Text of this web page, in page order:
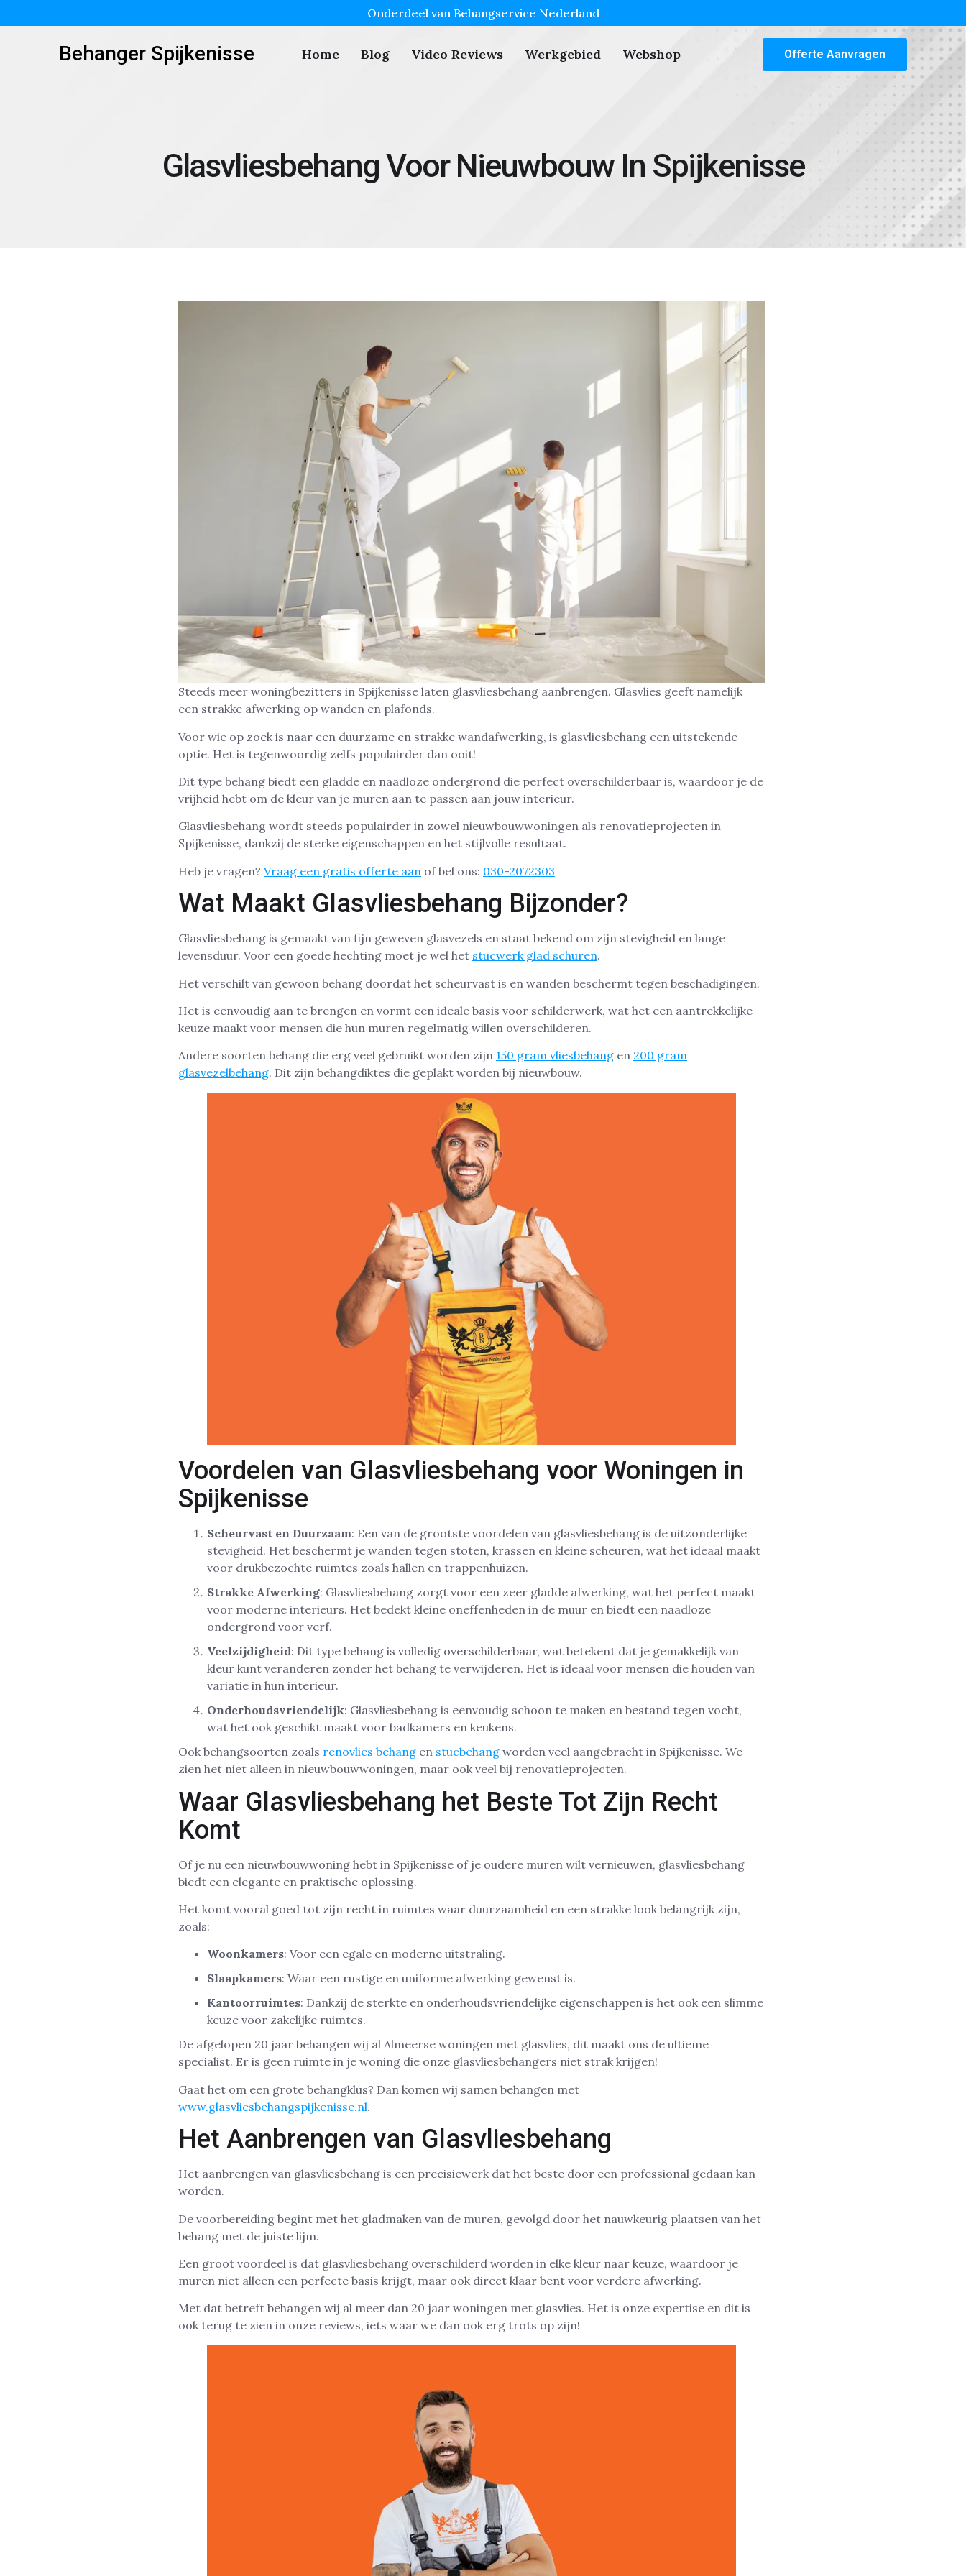
Onderdeel van Behangservice Nederland
Behanger Spijkenisse Home Blog Video Reviews Werkgebied Webshop Offerte Aanvragen
Glasvliesbehang Voor Nieuwbouw In Spijkenisse
Steeds meer woningbezitters in Spijkenisse laten glasvliesbehang aanbrengen. Glasvlies geeft namelijk
een strakke afwerking op wanden en plafonds.
Voor wie op zoek is naar een duurzame en strakke wandafwerking, is glasvliesbehang een uitstekende
optie. Het is tegenwoordig zelfs populairder dan ooit!
Dit type behang biedt een gladde en naadloze ondergrond die perfect overschilderbaar is, waardoor je de
vrijheid hebt om de kleur van je muren aan te passen aan jouw interieur.
Glasvliesbehang wordt steeds populairder in zowel nieuwbouwwoningen als renovatieprojecten in
Spijkenisse, dankzij de sterke eigenschappen en het stijlvolle resultaat.
Heb je vragen? Vraag een gratis offerte aan of bel ons: 030-2072303
Wat Maakt Glasvliesbehang Bijzonder?
Glasvliesbehang is gemaakt van fijn geweven glasvezels en staat bekend om zijn stevigheid en lange
levensduur. Voor een goede hechting moet je wel het stucwerk glad schuren.
Het verschilt van gewoon behang doordat het scheurvast is en wanden beschermt tegen beschadigingen.
Het is eenvoudig aan te brengen en vormt een ideale basis voor schilderwerk, wat het een aantrekkelijke
keuze maakt voor mensen die hun muren regelmatig willen overschilderen.
Andere soorten behang die erg veel gebruikt worden zijn 150 gram vliesbehang en 200 gram
glasvezelbehang. Dit zijn behangdiktes die geplakt worden bij nieuwbouw.
Voordelen van Glasvliesbehang voor Woningen in
Spijkenisse
Scheurvast en Duurzaam: Een van de grootste voordelen van glasvliesbehang is de uitzonderlijke
stevigheid. Het beschermt je wanden tegen stoten, krassen en kleine scheuren, wat het ideaal maakt
voor drukbezochte ruimtes zoals hallen en trappenhuizen.
Strakke Afwerking: Glasvliesbehang zorgt voor een zeer gladde afwerking, wat het perfect maakt
voor moderne interieurs. Het bedekt kleine oneffenheden in de muur en biedt een naadloze
ondergrond voor verf.
Veelzijdigheid: Dit type behang is volledig overschilderbaar, wat betekent dat je gemakkelijk van
kleur kunt veranderen zonder het behang te verwijderen. Het is ideaal voor mensen die houden van
variatie in hun interieur.
Onderhoudsvriendelijk: Glasvliesbehang is eenvoudig schoon te maken en bestand tegen vocht,
wat het ook geschikt maakt voor badkamers en keukens.
Ook behangsoorten zoals renovlies behang en stucbehang worden veel aangebracht in Spijkenisse. We
zien het niet alleen in nieuwbouwwoningen, maar ook veel bij renovatieprojecten.
Waar Glasvliesbehang het Beste Tot Zijn Recht
Komt
Of je nu een nieuwbouwwoning hebt in Spijkenisse of je oudere muren wilt vernieuwen, glasvliesbehang
biedt een elegante en praktische oplossing.
Het komt vooral goed tot zijn recht in ruimtes waar duurzaamheid en een strakke look belangrijk zijn,
zoals:
Woonkamers: Voor een egale en moderne uitstraling.
Slaapkamers: Waar een rustige en uniforme afwerking gewenst is.
Kantoorruimtes: Dankzij de sterkte en onderhoudsvriendelijke eigenschappen is het ook een slimme
keuze voor zakelijke ruimtes.
De afgelopen 20 jaar behangen wij al Almeerse woningen met glasvlies, dit maakt ons de ultieme
specialist. Er is geen ruimte in je woning die onze glasvliesbehangers niet strak krijgen!
Gaat het om een grote behangklus? Dan komen wij samen behangen met
www.glasvliesbehangspijkenisse.nl.
Het Aanbrengen van Glasvliesbehang
Het aanbrengen van glasvliesbehang is een precisiewerk dat het beste door een professional gedaan kan
worden.
De voorbereiding begint met het gladmaken van de muren, gevolgd door het nauwkeurig plaatsen van het
behang met de juiste lijm.
Een groot voordeel is dat glasvliesbehang overschilderd worden in elke kleur naar keuze, waardoor je
muren niet alleen een perfecte basis krijgt, maar ook direct klaar bent voor verdere afwerking.
Met dat betreft behangen wij al meer dan 20 jaar woningen met glasvlies. Het is onze expertise en dit is
ook terug te zien in onze reviews, iets waar we dan ook erg trots op zijn!